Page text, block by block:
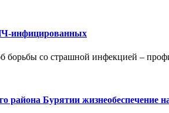
инфицированных
борьбы со страшной инфекцией –
Бурятии жизнеобеспечение